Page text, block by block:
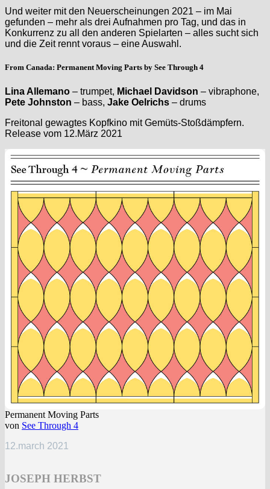
Und weiter mit den Neuerscheinungen 2021 – im Mai
gefunden – mehr als drei Aufnahmen pro Tag, und das in
Konkurrenz zu all den anderen Spielarten – alles sucht sich
und die Zeit rennt voraus – eine Auswahl.
From Canada: Permanent Moving Parts by See Through 4
Lina Allemano – trumpet, Michael Davidson – vibraphone,
Pete Johnston – bass, Jake Oelrichs – drums
Freitonal gewagtes Kopfkino mit Gemüts-Stoßdämpfern.
Release vom 12.März 2021
Permanent Moving Parts
von See Through 4
12.march 2021
JOSEPH HERBST